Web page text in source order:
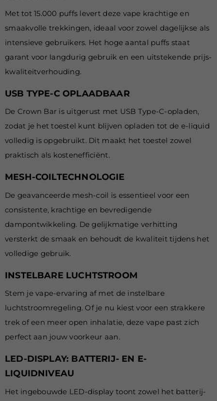
Met tot 15.000 puffs levert deze vape krachtige en
smaakvolle trekkingen, ideaal voor zowel dagelijkse als
intensieve gebruikers. Het hoge aantal puffs staat
garant voor langdurig gebruik en een uitstekende prijs-
kwaliteitverhouding.
USB TYPE-C OPLAADBAAR
De Crown Bar is uitgerust met USB Type-C-opladen,
zodat je het toestel kunt blijven opladen tot de e-liquid
volledig is opgebruikt. Dit maakt het toestel zowel
praktisch als kostenefficiënt.
MESH-COILTECHNOLOGIE
De geavanceerde mesh-coil is essentieel voor een
consistente, krachtige en bevredigende
dampontwikkeling. De gelijkmatige verhitting
versterkt de smaak en behoudt de kwaliteit tijdens het
volledige gebruik.
INSTELBARE LUCHTSTROOM
Stem je vape-ervaring af met de instelbare
luchtstroomregeling. Of je nu kiest voor een strakkere
trek of een meer open inhalatie, deze vape past zich
perfect aan jouw voorkeur aan.
LED-DISPLAY: BATTERIJ- EN E-
LIQUIDNIVEAU
Het ingebouwde LED-display toont zowel het batterij-